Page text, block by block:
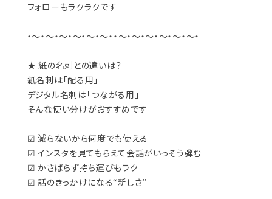
フォローもラクラクです
・～・～・～・～・～・～・・～・～・～・～・～・～・
★ 紙の名刺との違いは？
紙名刺は「配る用」
デジタル名刺は「つながる用」
そんな使い分けがおすすめです
☑︎ 減らないから何度でも使える
☑︎ インスタを見てもらえて会話がいっそう弾む
☑︎ かさばらず持ち運びもラク
☑︎ 話のきっかけになる“新しさ”